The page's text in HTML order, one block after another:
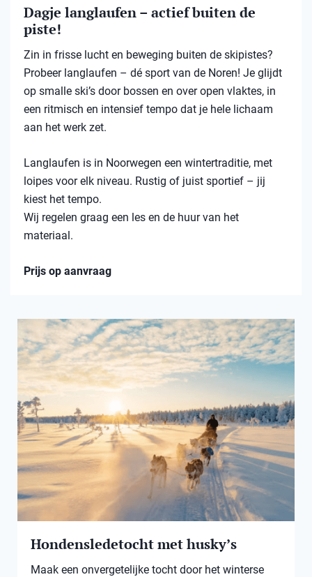
Dagje langlaufen – actief buiten de
piste!
Zin in frisse lucht en beweging buiten de skipistes?
Probeer langlaufen – dé sport van de Noren! Je glijdt
op smalle ski’s door bossen en over open vlaktes, in
een ritmisch en intensief tempo dat je hele lichaam
aan het werk zet.
Langlaufen is in Noorwegen een wintertraditie, met
loipes voor elk niveau. Rustig of juist sportief – jij
kiest het tempo.
Wij regelen graag een les en de huur van het
materiaal.
Prijs op aanvraag
Hondensledetocht met husky’s
Maak een onvergetelijke tocht door het winterse